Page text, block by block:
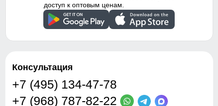
доступ к оптовым ценам.
Консультация
+7 (495) 134-47-78
+7 (968) 787-82-22